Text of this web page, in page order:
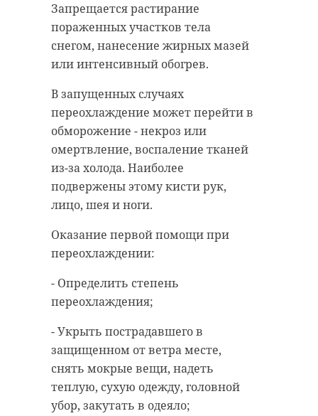
Запрещается растирание
пораженных участков тела
снегом, нанесение жирных мазей
или интенсивный обогрев.
В запущенных случаях
переохлаждение может перейти в
обморожение - некроз или
омертвление, воспаление тканей
из-за холода. Наиболее
подвержены этому кисти рук,
лицо, шея и ноги.
Оказание первой помощи при
переохлаждении:
- Определить степень
переохлаждения;
- Укрыть пострадавшего в
защищенном от ветра месте,
снять мокрые вещи, надеть
теплую, сухую одежду, головной
убор, закутать в одеяло;
Вероятно, его носил еврей около 2
тысяч лет назад. Камень - яшма - всего
13 миллиметров в длину и 11
миллиметров в ширину. Вероятно,
хозяин украшения видел в кольце
символ света, чистоты, здоровья и
успеха. Кольцо-печатка мог
товарах.
Фото: ROMAN ODINTSOV: Pexels
франция альпы
Поделиться статьей: